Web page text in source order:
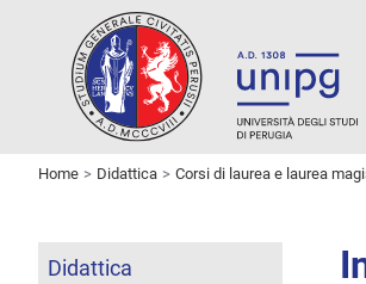
Home Didattica Corsi di laurea e laurea
Didattica